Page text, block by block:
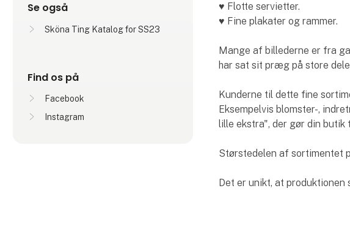
Se også
Sköna Ting Katalog for SS23
Find os på
Facebook
Instagram
♥ Flotte servietter.
♥ Fine plakater og rammer.
Mange af billederne er fra
har sat sit præg på store
Kunderne til dette fine
Eksempelvis blomster-,
lille ekstra", der gør din
Størstedelen af sortimentet
Det er unikt, at